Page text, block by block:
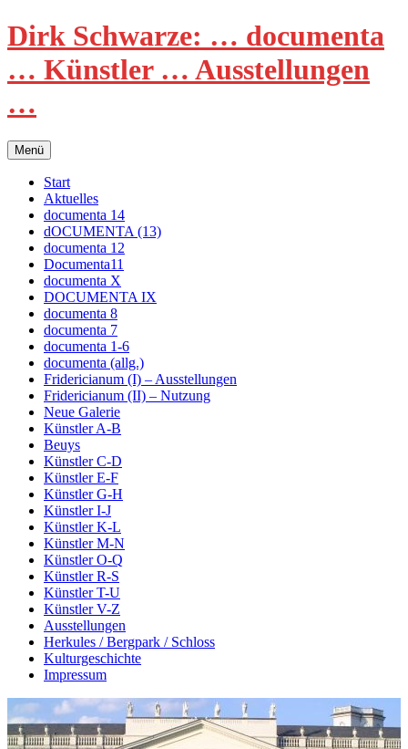
Zum
Inhalt
springen
Dirk Schwarze: … documenta
… Künstler … Ausstellungen
…
Menü
Start
Aktuelles
documenta 14
dOCUMENTA (13)
documenta 12
Documenta11
documenta X
DOCUMENTA IX
documenta 8
documenta 7
documenta 1-6
documenta (allg.)
Fridericianum (I) – Ausstellungen
Fridericianum (II) – Nutzung
Neue Galerie
Künstler A-B
Beuys
Künstler C-D
Künstler E-F
Künstler G-H
Künstler I-J
Künstler K-L
Künstler M-N
Künstler O-Q
Künstler R-S
Künstler T-U
Künstler V-Z
Ausstellungen
Herkules / Bergpark / Schloss
Kulturgeschichte
Impressum